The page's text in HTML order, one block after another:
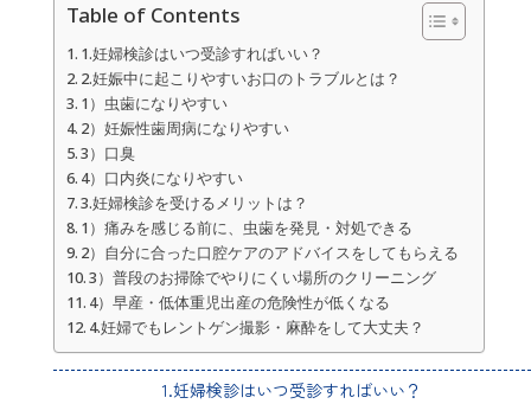
Table of Contents
1.妊婦検診はいつ受診すればいい？
2.妊娠中に起こりやすいお口のトラブルとは？
1）虫歯になりやすい
2）妊娠性歯周病になりやすい
3）口臭
4）口内炎になりやすい
3.妊婦検診を受けるメリットは？
1）痛みを感じる前に、虫歯を発見・対処できる
2）自分に合った口腔ケアのアドバイスをしてもらえる
3）普段のお掃除でやりにくい場所のクリーニング
4）早産・低体重児出産の危険性が低くなる
4.妊婦でもレントゲン撮影・麻酔をして大丈夫？
1.妊婦検診はいつ受診すればいい？